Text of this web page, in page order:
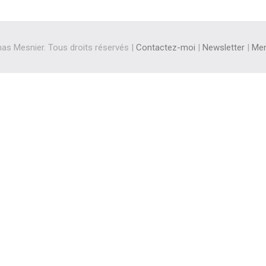
Mesnier. Tous droits réservés |Contactez-moi |Newsletter |